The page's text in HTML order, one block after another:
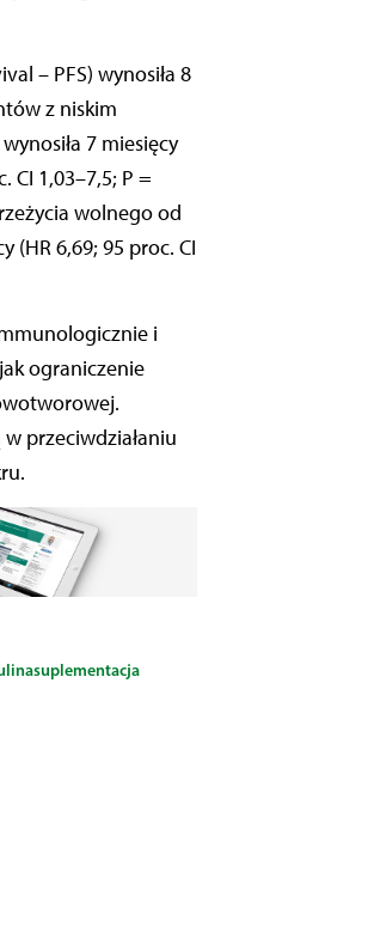
– PFS) wynosiła 8
z niskim
7 miesięcy
CI 1,03–7,5; P =
wolnego od
(HR 6,69; 95 proc. CI
i
ograniczenie
przeciwdziałaniu
suplementacja